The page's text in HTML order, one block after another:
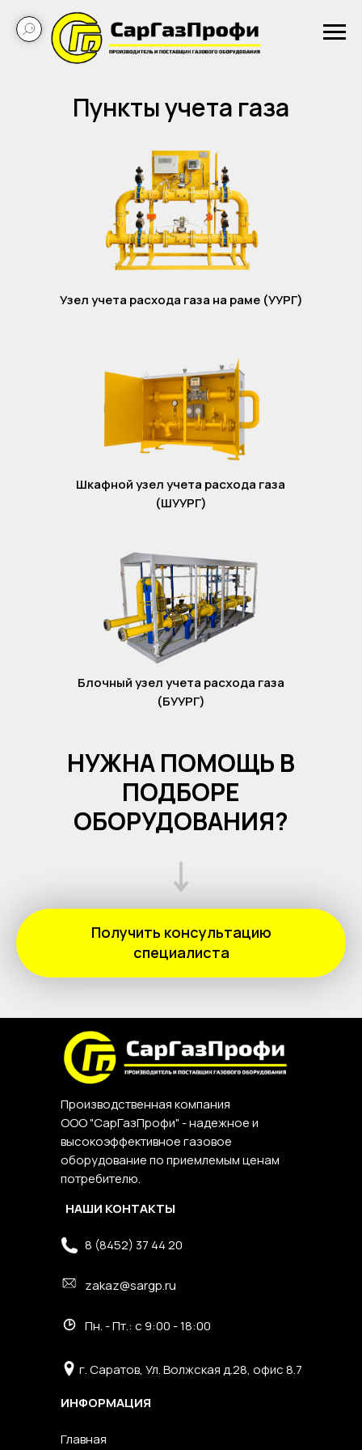
Пункты учета газа
Узел учета расхода газа на раме (УУРГ)
Шкафной узел учета расхода газа
(ШУУРГ)
Блочный узел учета расхода газа
(БУУРГ)
НУЖНА ПОМОЩЬ В
ПОДБОРЕ
ОБОРУДОВАНИЯ?
Получить консультацию
специалиста
г. Саратов, Ул. Волжская д.28, офис 8.7
8 (8452) 37 44 20
zakaz@sargp.ru
Главная
Производственная компания
ООО "СарГазПрофи" - надежное и
высокоэффективное газовое
оборудование по приемлемым ценам
потребителю.
НАШИ КОНТАКТЫ
Пн. - Пт.: с 9:00 - 18:00
ИНФОРМАЦИЯ